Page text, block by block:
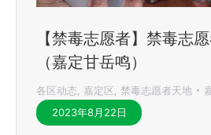
【禁毒志愿者】禁毒志
（嘉定甘岳鸣）
各区动态 嘉定区 禁毒志愿者天地
2023年8月22日